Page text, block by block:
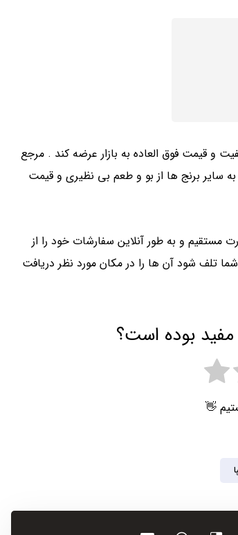
و قیمت فوق العاده به بازار عرضه کند . مرجع
برنج ها از بو و طعم بی نظیری و قیمت
مستقیم و به طور آنلاین سفارشات خود را از
تلف شود آن ها را در مکان مورد نظر دریافت
مفید بوده است؟
👋